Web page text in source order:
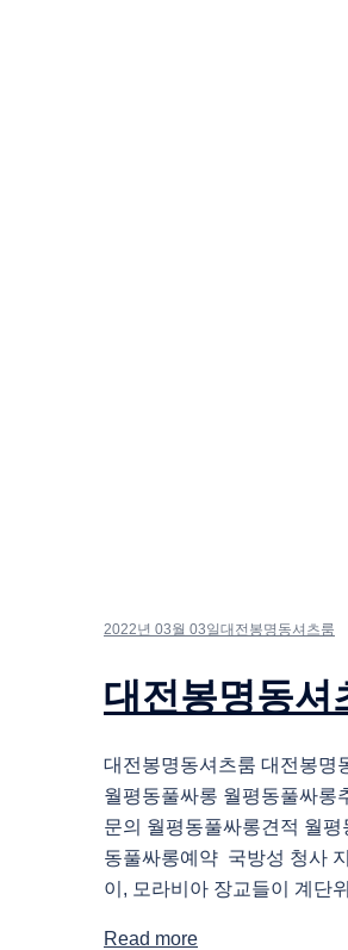
2022년 03월 03일대전봉명동셔츠룸
대전봉명동셔
대전봉명동셔츠룸 대전봉명
월평동풀싸롱 월평동풀싸롱
문의 월평동풀싸롱견적 월
동풀싸롱예약 국방성 청사
이, 모라비아 장교들이 계
Read more